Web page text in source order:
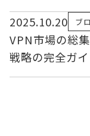
2025.10.20
ブ
VPN市場の総
戦略の完全ガ